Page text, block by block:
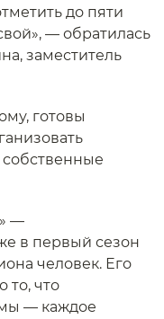
до пяти
— обратилась
заместитель
готовы
собственные
—
в первый сезон
человек. Его
то, что
— каждое